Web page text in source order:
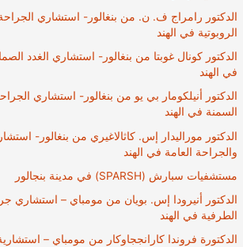
الدكتور رامراج ف. ن. من بنغالور- استشاري
الروبوتية في الهند
الدكتور كونال غوبتا من بنغالور- استشاري الغدد
في الهند
الدكتور أنيلكومار بي يو من بنغالور- استشاري
السمنة في الهند
الدكتور موراليدار إس. كاثالاغيري من بنغالور-
والجراحة العامة في الهند
مستشفيات سبارش (SPARSH) في مدينة بنجالور
الدكتور أنيرودا إس. بويان من مومباي – استشاري
الطرفية في الهند
الدكتورة فروندا كارانججاوكار من مومباي –